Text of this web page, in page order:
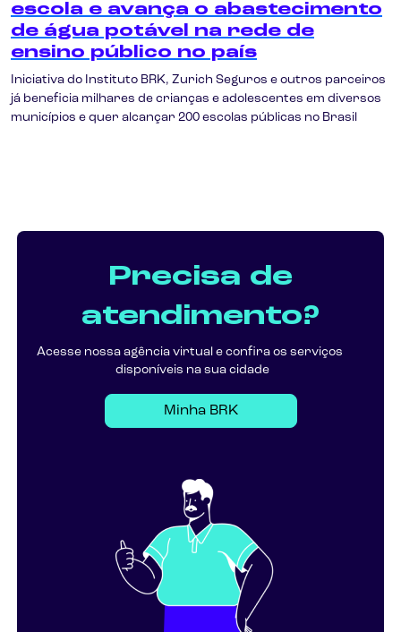
escola e avança o abastecimento
de água potável na rede de
ensino público no país
Iniciativa do Instituto BRK, Zurich Seguros e outros parceiros
já beneficia milhares de crianças e adolescentes em diversos
municípios e quer alcançar 200 escolas públicas no Brasil
Precisa de
atendimento?
Acesse nossa agência virtual e confira os serviços
disponíveis na sua cidade
Minha BRK